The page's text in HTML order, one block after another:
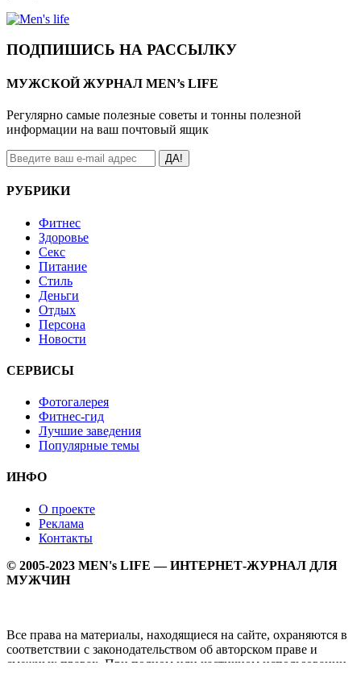
ПОДПИШИСЬ НА РАССЫЛКУ
МУЖСКОЙ ЖУРНАЛ MEN’s LIFE
Регулярно самые полезные советы и тонны полезной
информации на ваш почтовый ящик
ДА!
РУБРИКИ
Фитнес
Здоровье
Секс
Питание
Стиль
Деньги
Отдых
Персона
Новости
СЕРВИСЫ
Фотогалерея
Фитнес-гид
Лучшие заведения
Популярные темы
ИНФО
О проекте
Реклама
Контакты
© 2005-2023 MEN's LIFE — ИНТЕРНЕТ-ЖУРНАЛ ДЛЯ
МУЖЧИН
Все права на материалы, находящиеся на сайте, охраняются в
соответствии с законодательством об авторском праве и
смежных правах. При полном или частичном использовании